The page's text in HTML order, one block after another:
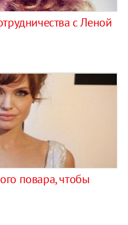
с Леной
повара, чтобы